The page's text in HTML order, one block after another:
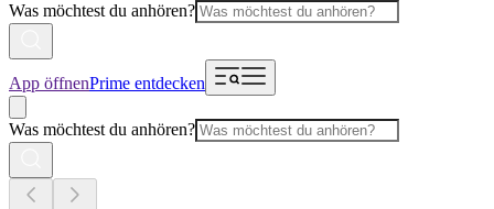
Was möchtest du anhören?
App öffnenPrime entdecken
Was möchtest du anhören?